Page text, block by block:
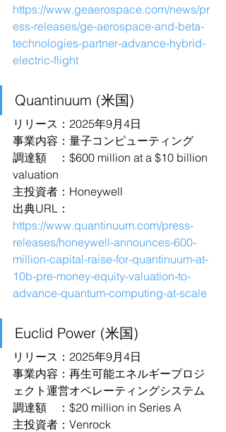
https://www.geaerospace.com/news/pr
ess-releases/ge-aerospace-and-beta-
technologies-partner-advance-hybrid-
electric-flight
Quantinuum (米国)
リリース：2025年9月4日
事業内容：量子コンピューティング
調達額　：$600 million at a $10 billion
valuation
主投資者：Honeywell
出典URL：
https://www.quantinuum.com/press-
releases/honeywell-announces-600-
million-capital-raise-for-quantinuum-at-
10b-pre-money-equity-valuation-to-
advance-quantum-computing-at-scale
Euclid Power (米国)
リリース：2025年9月4日
事業内容：再生可能エネルギープロジ
ェクト運営オペレーティングシステム
調達額　：$20 million in Series A
主投資者：Venrock